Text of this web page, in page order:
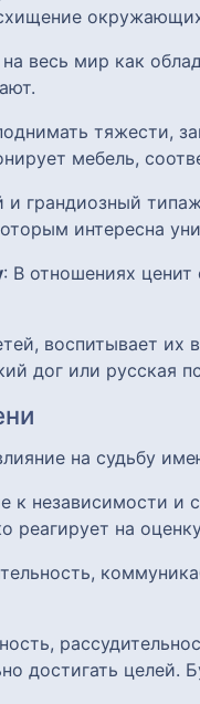
весь мир как
тяжести,
мебель,
и грандиозный
интересна
: В отношениях
воспитывает их
дог или русская
на судьбу
к независимости
реагирует на
достигать целей.